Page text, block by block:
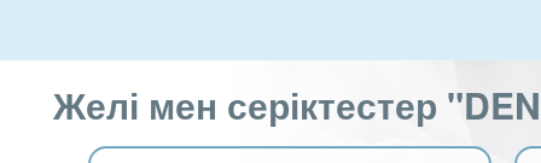
Желі мен серіктестер